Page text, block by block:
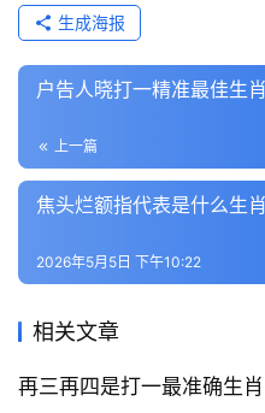
生成海报
户告人晓打一精准最佳生
上一篇
焦头烂额指代表是什么生
2026年5月5日 下午10:22
相关文章
再三再四是打一最准确生